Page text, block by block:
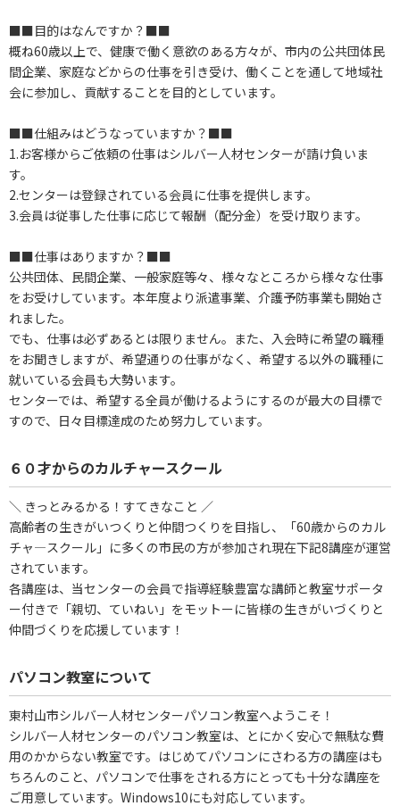
■■目的はなんですか？■■
概ね60歳以上で、健康で働く意欲のある方々が、市内の公共団体民
間企業、家庭などからの仕事を引き受け、働くことを通して地域社
会に参加し、貢献することを目的としています。
■■仕組みはどうなっていますか？■■
1.お客様からご依頼の仕事はシルバー人材センターが請け負いま
す。
2.センターは登録されている会員に仕事を提供します。
3.会員は従事した仕事に応じて報酬（配分金）を受け取ります。
■■仕事はありますか？■■
公共団体、民間企業、一般家庭等々、様々なところから様々な仕事
をお受けしています。本年度より派遣事業、介護予防事業も開始さ
れました。
でも、仕事は必ずあるとは限りません。また、入会時に希望の職種
をお聞きしますが、希望通りの仕事がなく、希望する以外の職種に
就いている会員も大勢います。
センターでは、希望する全員が働けるようにするのが最大の目標で
すので、日々目標達成のため努力しています。
６０才からのカルチャースクール
＼ きっとみるかる！すてきなこと ／
高齢者の生きがいつくりと仲間つくりを目指し、「60歳からのカル
チャ―スクール」に多くの市民の方が参加され現在下記8講座が運営
されています。
各講座は、当センターの会員で指導経験豊富な講師と教室サポータ
ー付きで「親切、ていねい」をモットーに皆様の生きがいづくりと
仲間づくりを応援しています！
パソコン教室について
東村山市シルバー人材センターパソコン教室へようこそ！
シルバー人材センターのパソコン教室は、とにかく安心で無駄な費
用のかからない教室です。はじめてパソコンにさわる方の講座はも
ちろんのこと、パソコンで仕事をされる方にとっても十分な講座を
ご用意しています。Windows10にも対応しています。